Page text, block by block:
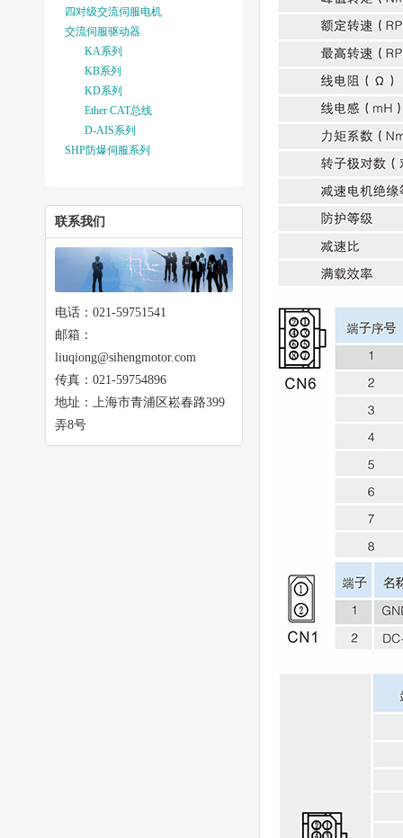
四对级交流伺服电机
交流伺服驱动器
KA系列
KB系列
KD系列
Ether CAT总线
D-AIS系列
SHP防爆伺服系列
联系我们
电话：021-59751541
邮箱：
liuqiong@sihengmotor.com
传真：021-59754896
地址：上海市青浦区崧春路399
弄8号